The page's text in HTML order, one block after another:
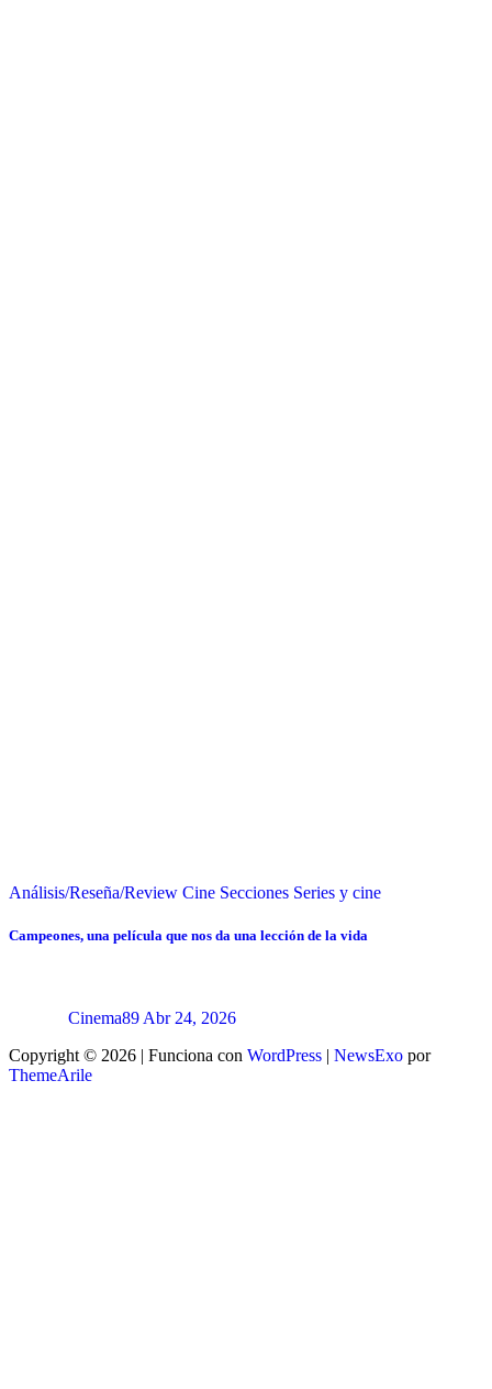
Análisis/Reseña/Review Cine Secciones Series y cine
Campeones, una película que nos da una lección de la vida
Cinema89 Abr 24, 2026
Copyright © 2026 | Funciona con WordPress | NewsExo por
ThemeArile